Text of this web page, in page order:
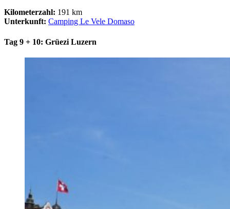
Kilometerzahl: 191 km
Unterkunft: Camping Le Vele Domaso
Tag 9 + 10: Grüezi Luzern